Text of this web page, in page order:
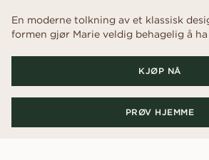
En moderne tolkning av et klassisk
formen gjør Marie veldig behagelig å ha
KJØP NÅ
PRØV HJEMME